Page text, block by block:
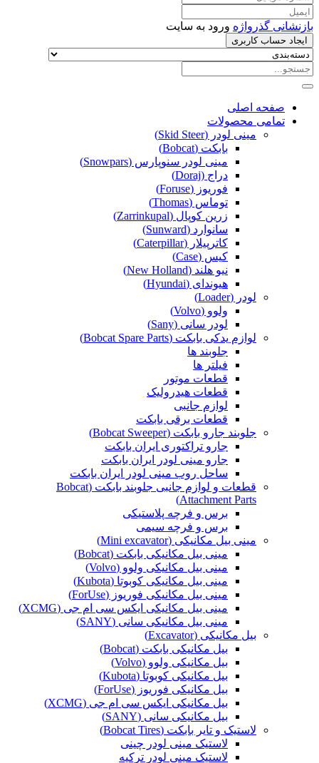
بازنشانی گذرواژه ورود به سایت
ایجاد حساب کاربری
صفحه اصلی
تمامی محصولات
مینی لودر (Skid Steer)
بابکت (Bobcat)
مینی لودر سنوپارس (Snowpars)
دراج (Doraj)
فوریوز (Foruse)
توماس (Thomas)
زرین کوپال (Zarrinkupal)
سانوارد (Sunward)
کاترپیلار (Caterpillar)
کیس (Case)
نیو هلند (New Holland)
هیوندای (Hyundai)
لودر (Loader)
ولوو (Volvo)
لودر سانی (Sany)
لوازم یدکی بابکت (Bobcat Spare Parts)
جلوبند ها
فیلتر ها
قطعات موتور
قطعات هیدرولیک
لوازم جانبی
قطعات برقی بابکت
جلوبند جارو بابکت (Bobcat Sweeper)
جارو تراکتوری ایران بابکت
جارو مینی لودر ایران بابکت
ساحل روب مینی لودر ایران بابکت
قطعات و لوازم جانبی جلوبند بابکت (Bobcat
Attachment Parts)
برس و فرچه پلاستیکی
برس و فرچه سیمی
مینی بیل مکانیکی (Mini excavator)
مینی بیل مکانیکی بابکت (Bobcat)
مینی بیل مکانیکی ولوو (Volvo)
مینی بیل مکانیکی کوبوتا (Kubota)
مینی بیل مکانیکی فوریوز (ForUse)
مینی بیل مکانیکی ایکس سی ام جی (XCMG)
مینی بیل مکانیکی سانی (SANY)
بیل مکانیکی (Excavator)
بیل مکانیکی بابکت (Bobcat)
بیل مکانیکی ولوو (Volvo)
بیل مکانیکی کوبوتا (Kubota)
بیل مکانیکی فوریوز (ForUse)
بیل مکانیکی ایکس سی ام جی (XCMG)
بیل مکانیکی سانی (SANY)
لاستیک و تایر بابکت (Bobcat Tires)
لاستیک مینی لودر چینی
لاستیک مینی لودر ترکیه